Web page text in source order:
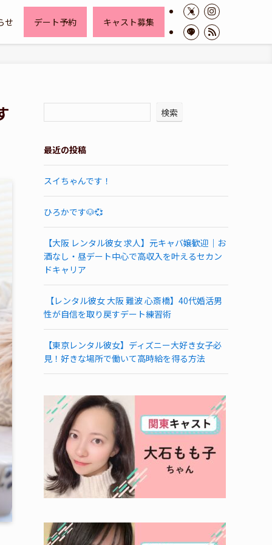
せ デート予約 キャスト募集
検索
最近の投稿
スイちゃんです！
ひろかです🐶💞
【大阪 レンタル彼女 求人】元キャバ嬢歓迎｜お
酒なし・昼デート中心で高収入を叶えるセカン
ドキャリア
【レンタル彼女 大阪 難波 心斎橋】40代婚活男
性が自信を取り戻すデート練習術
【東京レンタル彼女】ディズニー大好き女子必
見！好きな場所で働いて高時給を得る方法